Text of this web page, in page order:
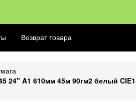
Возврат товара
24" A1 610мм 45м 90гм2 белый